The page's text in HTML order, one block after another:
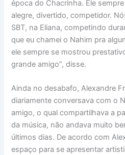
época do Chacrinha. Ele
alegre, divertido, competidor.
SBT, na Eliana, competindo
que eu chamei o Nahim pra
ele sempre se mostrou
grande amigo”, disse.
Ainda no desabafo, Alexandre
diariamente conversava com o
amigo, o qual compartilhava a
da música, não andava muito
últimos dias. De acordo com
espaço para se apresentar